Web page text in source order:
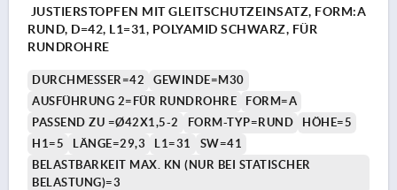
JUSTIERSTOPFEN MIT GLEITSCHUTZEINSATZ, FORM:A
RUND, D=42, L1=31, POLYAMID SCHWARZ, FÜR
RUNDROHRE
DURCHMESSER=42
GEWINDE=M30
AUSFÜHRUNG 2=FÜR RUNDROHRE
FORM=A
PASSEND ZU =Ø42X1,5-2
FORM-TYP=RUND
HÖHE=5
H1=5
LÄNGE=29,3 L1=31
SW=41
BELASTBARKEIT MAX. KN (NUR BEI STATISCHER
BELASTUNG)=3